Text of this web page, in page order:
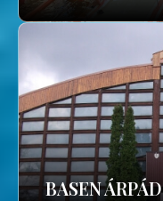
BASEN ÁRPÁD